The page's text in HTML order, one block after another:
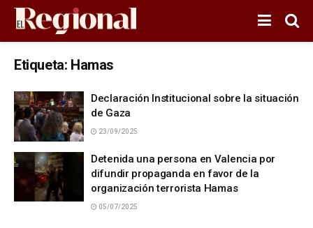
Etiqueta: Hamas
Declaración Institucional sobre la situación
de Gaza
23/09/2025
Detenida una persona en Valencia por
difundir propaganda en favor de la
organización terrorista Hamas
05/07/2025